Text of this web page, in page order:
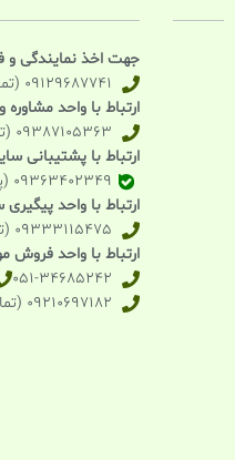
جهت اخذ نمایندگی
09129687741 (تماس تلفنی)
ارتباط با واحد
09387105363 (تماس و واتساپ و بله)
ارتباط با پشتیبانی
09363402349 (پیامرسان بله)
ارتباط با واحد
09333115475 (تماس تلفنی)
ارتباط با واحد فروش
051-34685242
09210697182 (تماس تلفنی)